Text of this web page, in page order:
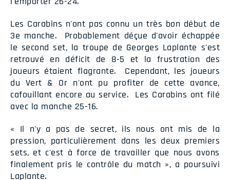
Les Carabins n'ont pas connu un très bon début de
3e manche. Probablement déçue d'avoir échappée
le second set, la troupe de Georges Laplante s'est
retrouvé en déficit de 8-5 et la frustration des
joueurs étaient flagrante. Cependant, les joueurs
du Vert & Or n'ont pu profiter de cette avance,
cafouillant encore au service. Les Carabins ont filé
avec la manche 25-16.
« Il n'y a pas de secret, ils nous ont mis de la
pression, particulièrement dans les deux premiers
sets, et c'est à force de travailler que nous avons
finalement pris le contrôle du match », a poursuivi
Laplante.